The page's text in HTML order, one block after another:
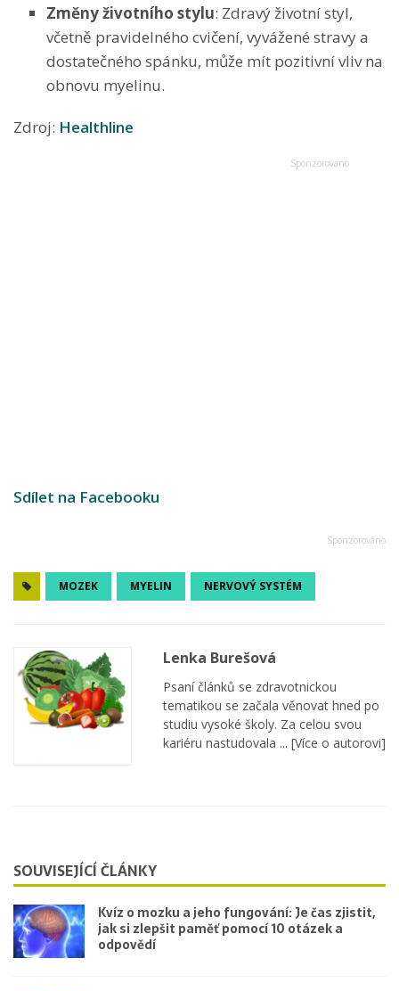
Změny životního stylu: Zdravý životní styl,
včetně pravidelného cvičení, vyvážené stravy a
dostatečného spánku, může mít pozitivní vliv na
obnovu myelinu.
Zdroj: Healthline
Sdílet na Facebooku
MOZEK MYELIN NERVOVÝ SYSTÉM
Lenka Burešová
Psaní článků se zdravotnickou
tematikou se začala věnovat hned po
studiu vysoké školy. Za celou svou
kariéru nastudovala ... [Více o autorovi]
SOUVISEJÍCÍ ČLÁNKY
Kvíz o mozku a jeho fungování: Je čas zjistit,
jak si zlepšit paměť pomocí 10 otázek a
odpovědí